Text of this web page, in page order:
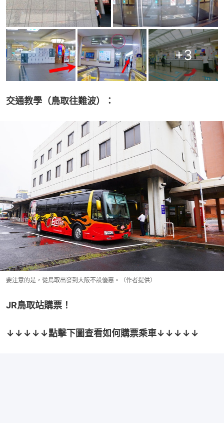
+3
交通教學（鳥取往難波）：
要注意的是，從鳥取出發到大阪不設優惠。（作者提供）
JR鳥取站購票！
↓↓↓↓↓點擊下圖查看如何購票乘車↓↓↓↓↓